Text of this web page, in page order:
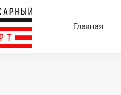
Главная